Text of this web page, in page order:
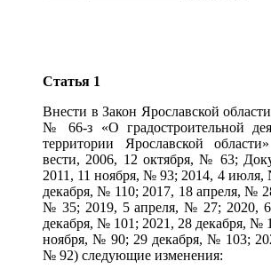
Статья 1
Внести в Закон Ярославской
№ 66-з «О градостроительной
территории Ярославской
вести, 2006, 12 октября, № 63;
2011, 11 ноября, № 93; 2014, 4 июля,
декабря, № 110; 2017, 18 апреля, №
№ 35; 2019, 5 апреля, № 27; 2020,
декабря, № 101; 2021, 28 декабря, №
ноября, № 90; 29 декабря, № 103;
№ 92) следующие изменения: